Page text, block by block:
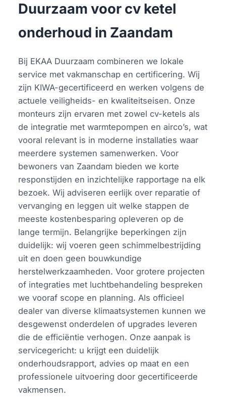
Duurzaam voor cv ketel
onderhoud in Zaandam
Bij EKAA Duurzaam combineren we lokale
service met vakmanschap en certificering. Wij
zijn KIWA-gecertificeerd en werken volgens de
actuele veiligheids- en kwaliteitseisen. Onze
monteurs zijn ervaren met zowel cv-ketels als
de integratie met warmtepompen en airco’s, wat
vooral relevant is in moderne installaties waar
meerdere systemen samenwerken. Voor
bewoners van Zaandam bieden we korte
responstijden en inzichtelijke rapportage na elk
bezoek. Wij adviseren eerlijk over reparatie of
vervanging en leggen uit welke stappen de
meeste kostenbesparing opleveren op de
lange termijn. Belangrijke beperkingen zijn
duidelijk: wij voeren geen schimmelbestrijding
uit en doen geen bouwkundige
herstelwerkzaamheden. Voor grotere projecten
of integraties met luchtbehandeling bespreken
we vooraf scope en planning. Als officieel
dealer van diverse klimaatsystemen kunnen we
desgewenst onderdelen of upgrades leveren
die de efficiëntie verhogen. Onze aanpak is
servicegericht: u krijgt een duidelijk
onderhoudsrapport, advies op maat en een
professionele uitvoering door gecertificeerde
vakmensen.